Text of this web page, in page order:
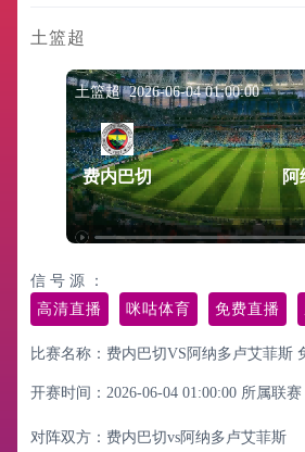
土篮超
土篮超 2026-06-04 01:00:00
费内巴切 阿
信 号 源 ：
高清直播
咪咕体育 免费直播
比赛名称：费内巴切VS阿纳多卢艾菲斯
开赛时间：2026-06-04 01:00:00 所属联赛
对阵双方：费内巴切vs阿纳多卢艾菲斯